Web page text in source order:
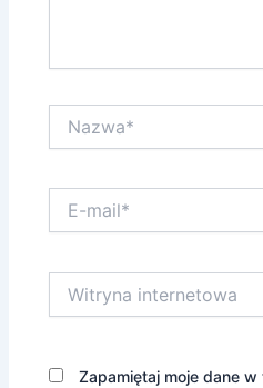
mail*
internetowa
Zapamiętaj moje dane